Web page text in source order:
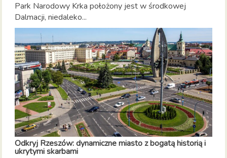
Park Narodowy Krka położony jest w środkowej
Dalmacji, niedaleko...
Odkryj Rzeszów: dynamiczne miasto z bogatą historią i
ukrytymi skarbami